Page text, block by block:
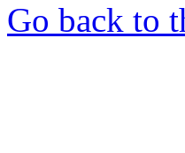
Go back to